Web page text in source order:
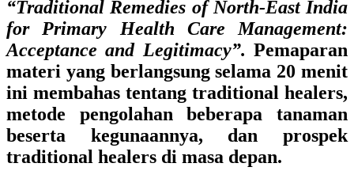
“Traditional Remedies of North-East India
for Primary Health Care Management:
Acceptance and Legitimacy”. Pemaparan
materi yang berlangsung selama 20 menit
ini membahas tentang traditional healers,
metode pengolahan beberapa tanaman
beserta kegunaannya, dan prospek
traditional healers di masa depan.